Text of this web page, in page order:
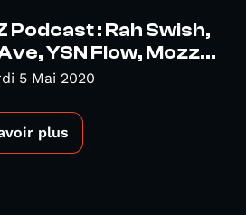
Podcast : Rah Swish,
YSN Flow, Mozz...
5 Mai 2020
plus